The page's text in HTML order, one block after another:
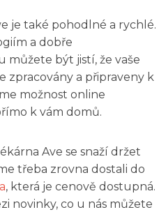
je také pohodlné a rychlé.
a dobře
můžete být jistí, že vaše
a připraveny k
možnost online
k vám domů.
Ave se snaží držet
třeba zrovna dostali do
, která je cenově dostupná.
novinky, co u nás můžete